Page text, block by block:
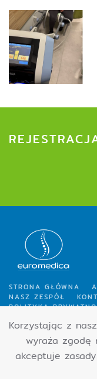
STRONA GŁÓWNA
NASZ ZESPÓŁ
POLITYKA
Copyright 2025 -
Korzystając z
wyraża zgodę
akceptuje